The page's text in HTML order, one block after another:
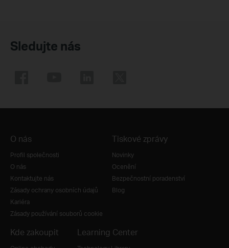
Sledujte nás
O nás
Profil společnosti
O nás
Kontaktujte nás
Zásady ochrany osobních údajů
Kariéra
Zásady používání souborů cookie
Tiskové zprávy
Novinky
Ocenění
Bezpečnostní poradenství
Blog
Kde zakoupit Learning Center